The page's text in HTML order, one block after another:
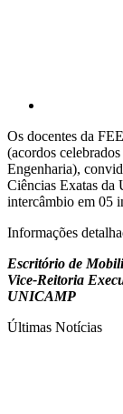
Os docentes da
(acordos
Engenharia),
Ciências Exatas da
intercâmbio em 05
Informações
Escritório de
Vice-Reitoria
UNICAMP
Últimas Notícias